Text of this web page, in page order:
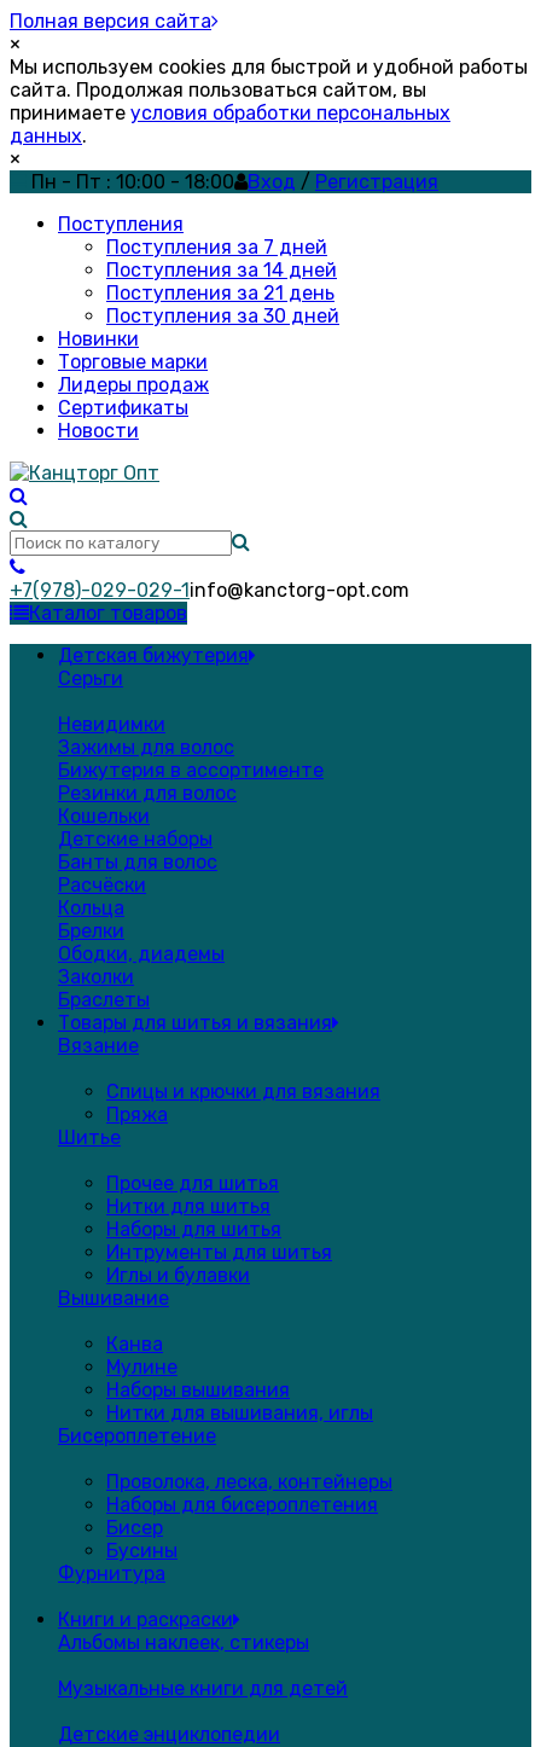
Полная версия сайта
×
Мы используем cookies для быстрой и удобной работы
сайта. Продолжая пользоваться сайтом, вы
принимаете условия обработки персональных
данных.
×
Пн - Пт : 10:00 - 18:00
Вход / Регистрация
Поступления
Поступления за 7 дней
Поступления за 14 дней
Поступления за 21 день
Поступления за 30 дней
Новинки
Торговые марки
Лидеры продаж
Сертификаты
Новости
+7(978)-029-029-1info@kanctorg-opt.com
Каталог товаров
Детская бижутерия
Серьги
Невидимки
Зажимы для волос
Бижутерия в ассортименте
Резинки для волос
Кошельки
Детские наборы
Банты для волос
Расчёски
Кольца
Брелки
Ободки, диадемы
Заколки
Браслеты
Товары для шитья и вязания
Вязание
Спицы и крючки для вязания
Пряжа
Шитье
Прочее для шитья
Нитки для шитья
Наборы для шитья
Интрументы для шитья
Иглы и булавки
Вышивание
Канва
Мулине
Наборы вышивания
Нитки для вышивания, иглы
Бисероплетение
Проволока, леска, контейнеры
Наборы для бисероплетения
Бисер
Бусины
Фурнитура
Книги и раскраски
Альбомы наклеек, стикеры
Музыкальные книги для детей
Детские энциклопедии